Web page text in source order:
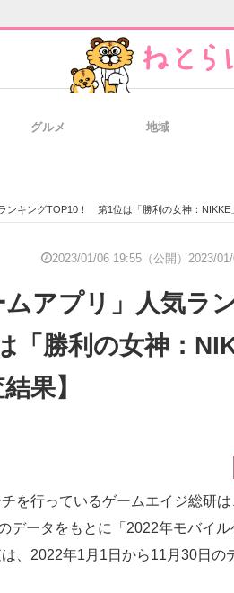
IT製品の技術・比較・事例
グルメ 地域
キングTOP10！ 第1位は「勝利の女神：NIKKE」【
2023/01/06 19:55（公開） 2023/
ムアプリ」人気ラ
勝利の女神：
果】
を行っているゲームエイジ総研は
データをもとに「2022年モバイ
、2022年1月1日から11月30日の